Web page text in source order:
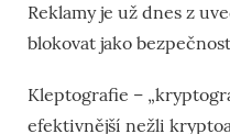
Reklamy je už dnes z
blokovat jako
Kleptografie –
efektivnější nežli